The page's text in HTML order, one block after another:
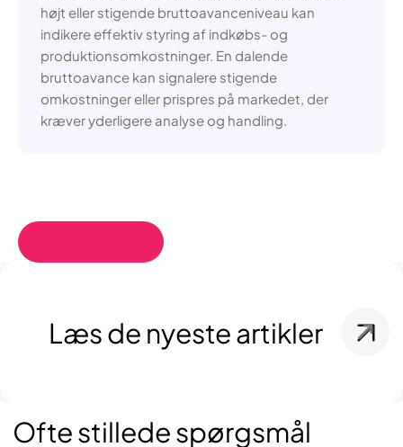
højt eller stigende bruttoavanceniveau kan
indikere effektiv styring af indkøbs- og
produktionsomkostninger. En dalende
bruttoavance kan signalere stigende
omkostninger eller prispres på markedet, der
kræver yderligere analyse og handling.
Læs de nyeste artikler
Ofte stillede spørgsmål